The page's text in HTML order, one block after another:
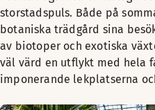
storstadspuls. Både på
botaniska trädgård sina
av biotoper och exotiska
väl värd en utflykt med hela
imponerande lekplatserna